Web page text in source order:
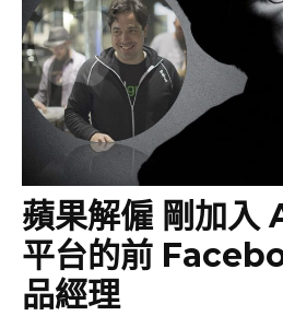
蘋果解僱 剛加入
平台的前
品經理